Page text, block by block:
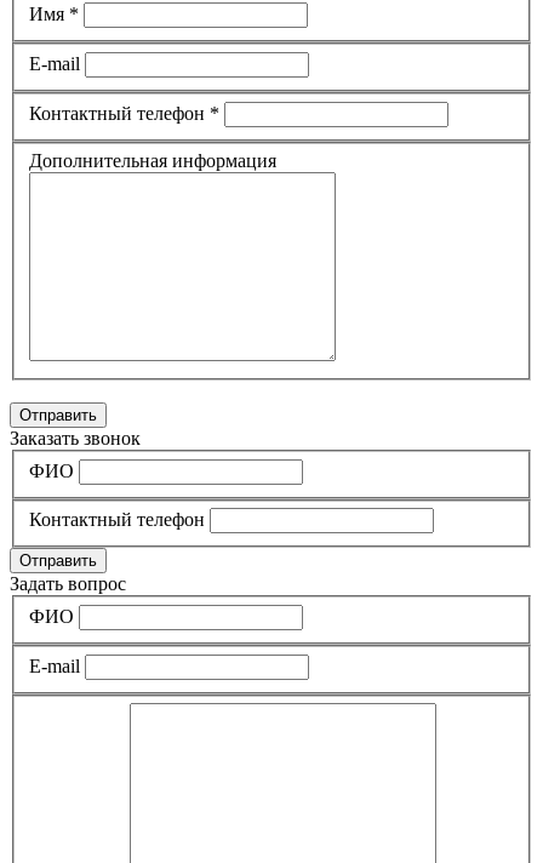
Имя *
E-mail
Контактный телефон *
Дополнительная информация
Отправить
Заказать звонок
ФИО
Контактный телефон
Отправить
Задать вопрос
ФИО
E-mail